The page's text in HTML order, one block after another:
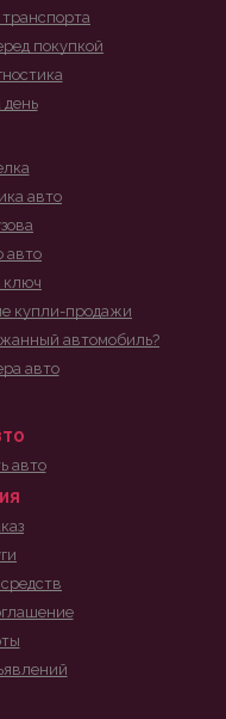
покупкой
авто
авто
ключ
купли-продажи
автомобиль?
авто
авто